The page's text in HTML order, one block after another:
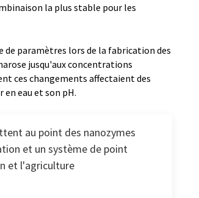
la plus stable pour les
de paramètres lors de la fabrication des
jusqu'aux concentrations
ces changements affectaient des
eau et son pH.
au point des nanozymes
et un système de point
et l'agriculture